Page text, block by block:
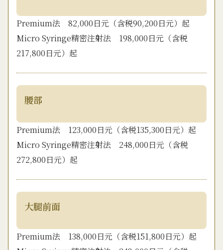
Premium法 82,000日元（含税90,200日元）起
Micro Syringe精密注射法 198,000日元（含税
217,800日元）起
腰部
Premium法 123,000日元（含税135,300日元）起
Micro Syringe精密注射法 248,000日元（含税
272,800日元）起
大腿前面
Premium法 138,000日元（含税151,800日元）起